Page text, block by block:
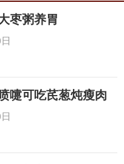
枣粥养胃
嚏可吃芪葱炖瘦肉